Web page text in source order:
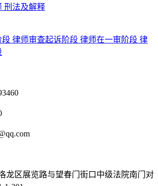
刑法及解释
段 律师审查起诉阶段 律师在一审阶段 律
龙区展览路与望春门街口中级法院南门对